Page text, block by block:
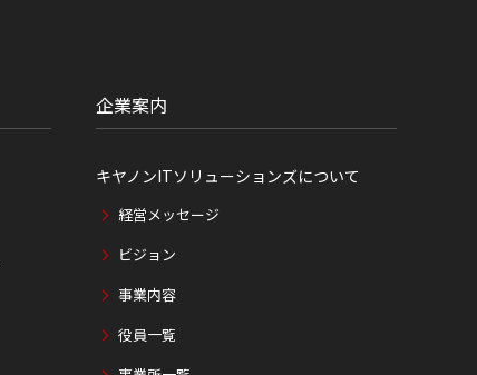
企業案内
キヤノンITソリューションズについて
経営メッセージ
ビジョン
事業内容
役員一覧